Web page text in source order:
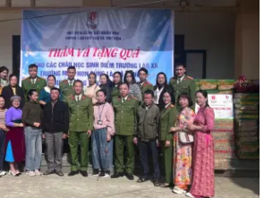
về những thành tích nổi bật của lực
9 tháng đầu năm 2024.